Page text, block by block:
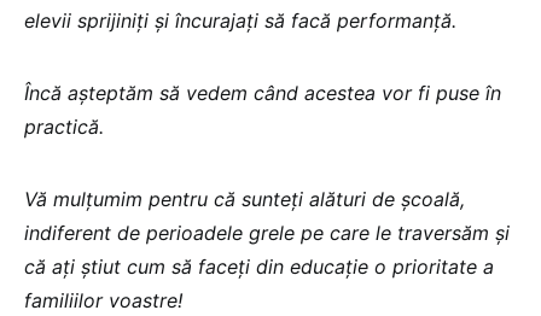
elevii sprijiniți și încurajați să facă performanță.
Încă așteptăm să vedem când acestea vor fi puse în
practică.
Vă mulțumim pentru că sunteți alături de școală,
indiferent de perioadele grele pe care le traversăm și
că ați știut cum să faceți din educație o prioritate a
familiilor voastre!